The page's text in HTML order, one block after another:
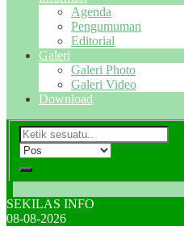
Agenda
Pengumuman
Editorial
Galeri
Galeri Photo
Galeri Video
Download
SEKILAS INFO
08-08-2026